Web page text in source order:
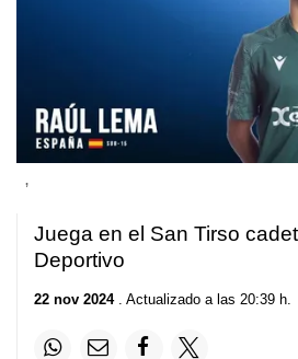
,
Juega en el San Tirso
Deportivo
22 nov 2024. Actualizado a las 20:39 h.